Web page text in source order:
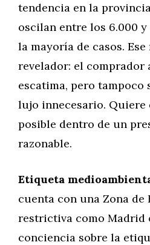
tendencia en la
oscilan entre los 6.000 y
la mayoría de casos.
revelador: el comprador
escatima, pero tampoco
lujo innecesario. Quiere
posible dentro de un
razonable.
Etiqueta
cuenta con una Zona de
restrictiva como Madrid
conciencia sobre la